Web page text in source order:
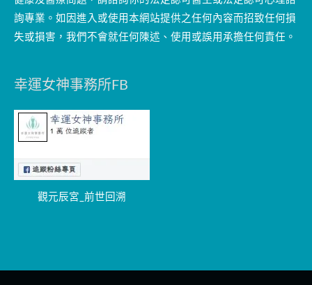
詢專業。如因進入或使用本網站提供之任何內容而招致任何損
失或損害，我們不會就任何陳述、使用或誤用承擔任何責任。
幸運女神事務所FB
觀元辰宮_前世回溯